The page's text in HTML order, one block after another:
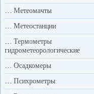
… Метеомачты
… Метеостанции
… Термометры
гидрометеорологические
… Осадкомеры
… Психрометры